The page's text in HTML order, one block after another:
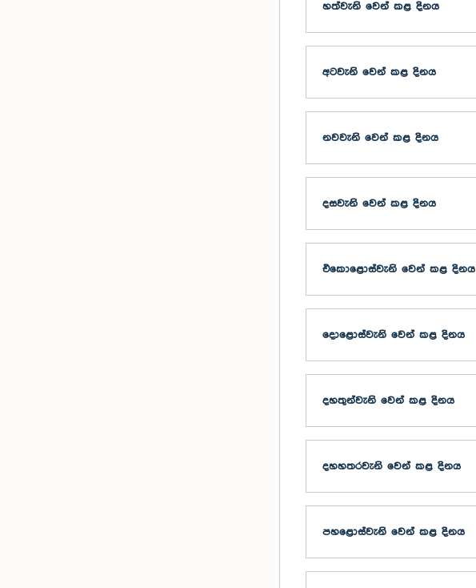
හත්වැනි වෙන් කළ දිනය
අටවැනි වෙන් කළ දිනය
නවවැනි වෙන් කළ දිනය
දසවැනි වෙන් කළ දිනය
එකොළොස්වැනි වෙන් කළ දිනය
දොළොස්වැනි වෙන් කළ දිනය
දහතුන්වැනි වෙන් කළ දිනය
දහහතරවැනි වෙන් කළ දිනය
පහළොස්වැනි වෙන් කළ දිනය